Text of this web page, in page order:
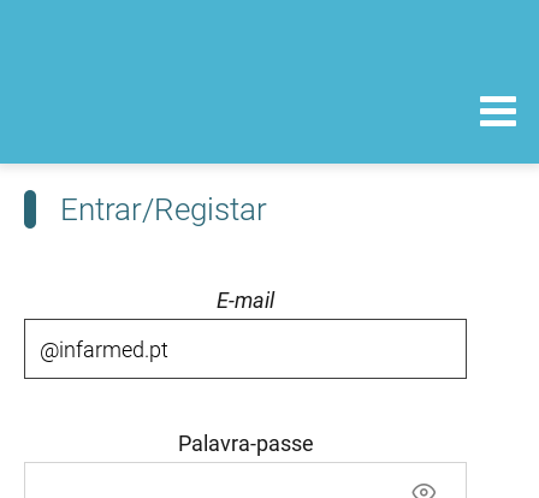
Entrar/Registar
E-mail
Palavra-passe